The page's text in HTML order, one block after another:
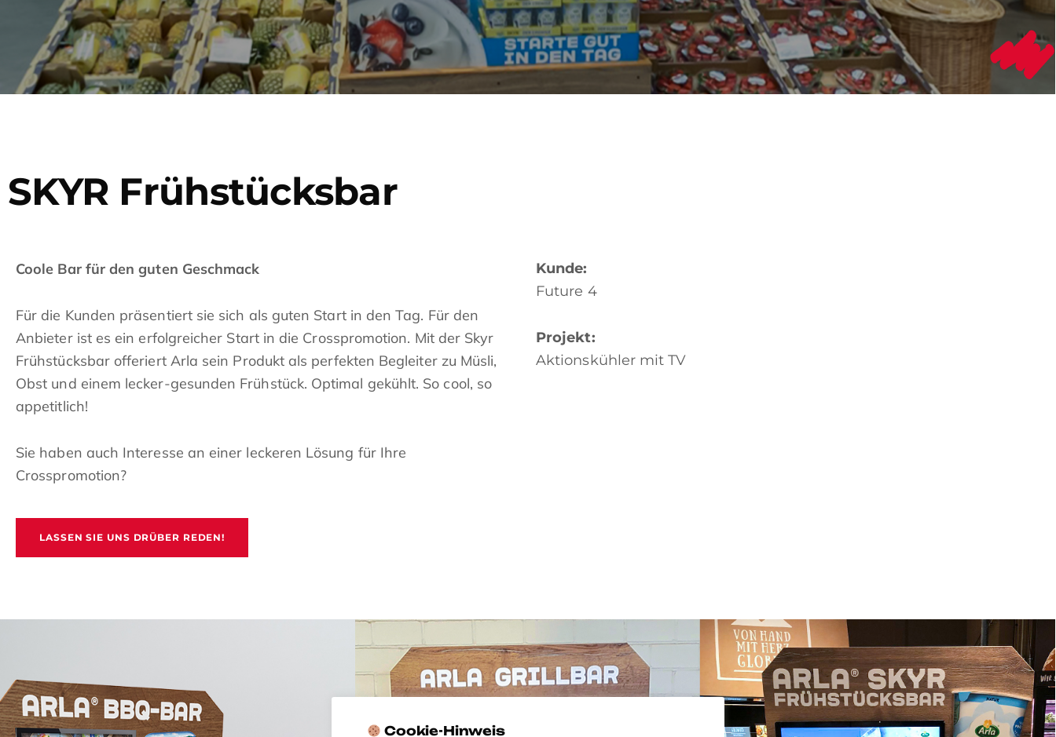
SKYR Frühstücksbar
Coole Bar für den guten Geschmack
Für die Kunden präsentiert sie sich als guten Start in den Tag. Für den
Anbieter ist es ein erfolgreicher Start in die Crosspromotion. Mit der Skyr
Frühstücksbar offeriert Arla sein Produkt als perfekten Begleiter zu Müsli,
Obst und einem lecker-gesunden Frühstück. Optimal gekühlt. So cool, so
appetitlich!
Sie haben auch Interesse an einer leckeren Lösung für Ihre
Crosspromotion?
LASSEN SIE UNS DRÜBER REDEN!
Kunde:
Future 4
Projekt:
Aktionskühler mit TV
Cookie-Hinweis